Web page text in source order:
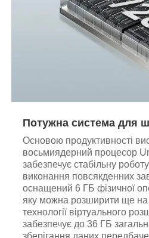
Потужна система для
Основою продуктивності
восьмиядерний процесор
забезпечує стабільну
виконання повсякденних
оснащений 6 ГБ фізичної
яку можна розширити ще
технології віртуального
забезпечує до 36 ГБ